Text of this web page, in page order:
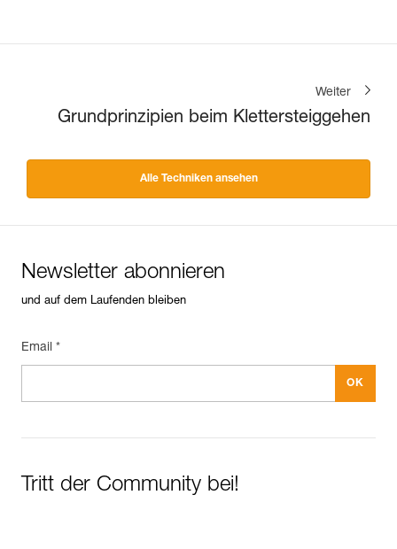
Weiter
Grundprinzipien beim Klettersteiggehen
Alle Techniken ansehen
Newsletter abonnieren
und auf dem Laufenden bleiben
Email *
Tritt der Community bei!